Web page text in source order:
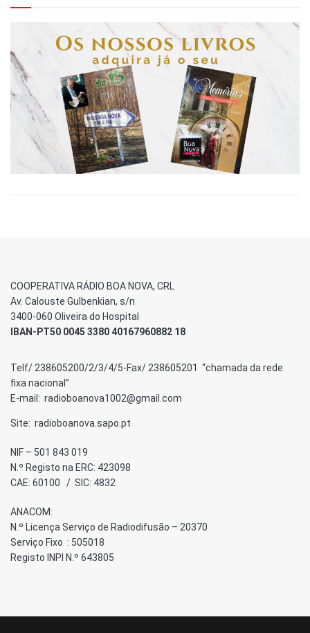
COOPERATIVA RÁDIO BOA NOVA, CRL
Av. Calouste Gulbenkian, s/n
3400-060 Oliveira do Hospital
IBAN-PT50 0045 3380 40167960882 18
Telf/ 238605200/2/3/4/5-Fax/ 238605201 “chamada da rede
fixa nacional”
E-mail: radioboanova1002@gmail.com
Site: radioboanova.sapo.pt
NIF – 501 843 019
N.º Registo na ERC: 423098
CAE: 60100 / SIC: 4832
ANACOM:
N.º Licença Serviço de Radiodifusão – 20370
Serviço Fixo : 505018
Registo INPI N.º 643805